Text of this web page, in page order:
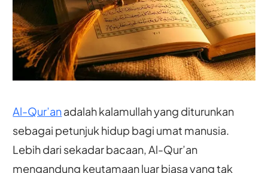
Al-Qur’anadalah kalamullah yang diturunkan
sebagai petunjuk hidup bagi umat manusia.
Lebih dari sekadar bacaan, Al-Qur’an
mengandung keutamaan luar biasa yang tak